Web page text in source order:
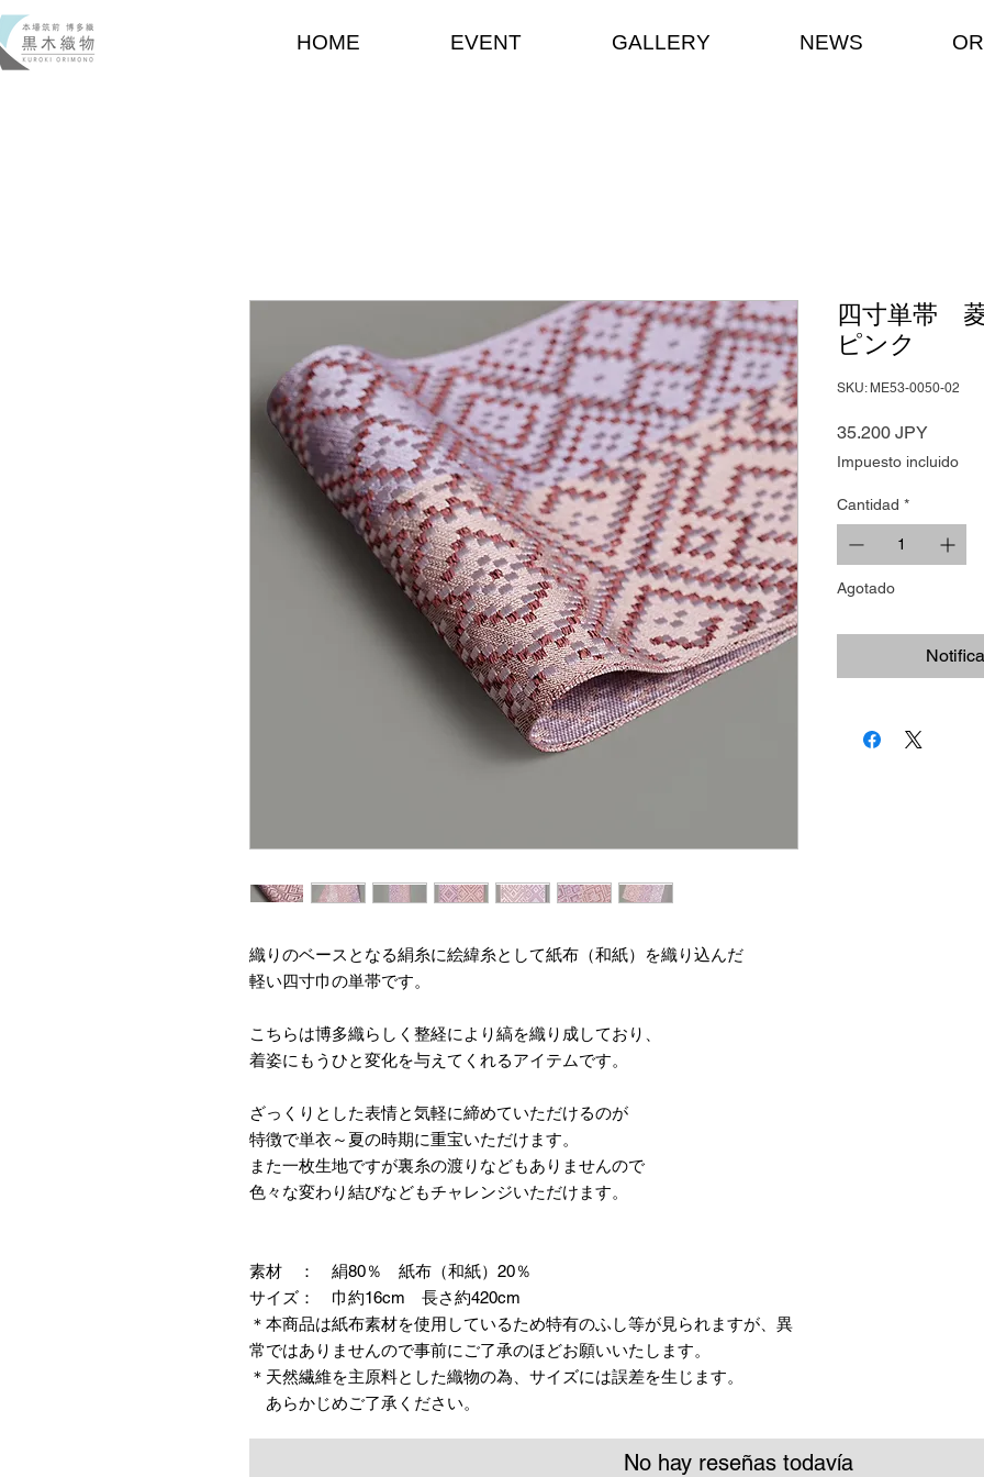
HOME EVENT GALLERY NEWS
織りのベースとなる絹糸に絵緯糸として紙布（和紙）を織り込んだ
軽い四寸巾の単帯です。
こちらは博多織らしく整経により縞を織り成しており、
着姿にもうひと変化を与えてくれるアイテムです。
ざっくりとした表情と気軽に締めていただけるのが
特徴で単衣～夏の時期に重宝いただけます。
また一枚生地ですが裏糸の渡りなどもありませんので
色々な変わり結びなどもチャレンジいただけます。
素材 ： 絹80％ 紙布（和紙）20％
サイズ： 巾約16cm 長さ約420cm
＊本商品は紙布素材を使用しているため特有のふし等が見られますが、異
常ではありませんので事前にご了承のほどお願いいたします。
＊天然繊維を主原料とした織物の為、サイズには誤差を生じます。
あらかじめご了承ください。
四寸単帯
ピンク
SKU: ME53-0050-02
35.200 JPYPrecio
Impuesto incluido
Cantidad *
Agotado
No hay reseñas todavía